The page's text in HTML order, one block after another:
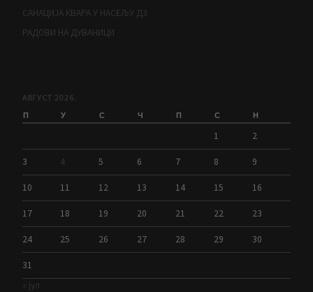
САНАЦИЈА КВАРА У НАСЕЉУ Д3
РАДОВИ НА ДУВАНИЦИ
АВГУСТ 2026.
П У С Ч П С Н
1 2
3 4 5 6 7 8 9
10 11 12 13 14 15 16
17 18 19 20 21 22 23
24 25 26 27 28 29 30
31
« јул